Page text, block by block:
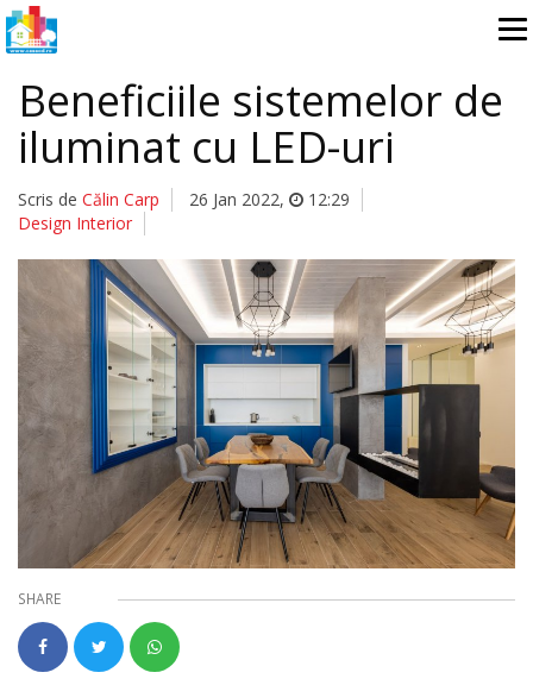
Beneficiile sistemelor de
iluminat cu LED-uri
Scris de Călin Carp 26 Jan 2022,
12:29
Design Interior
SHARE